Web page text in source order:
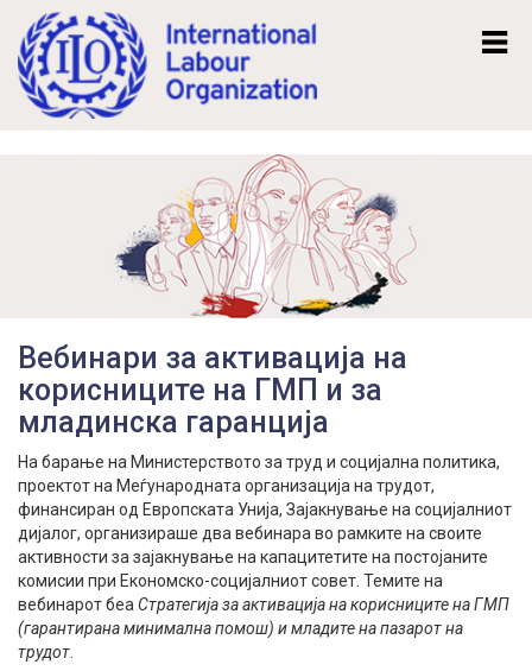
Вебинари за активација на
корисниците на ГМП и за
младинска гаранција
На барање на Министерството за труд и социјална политика,
проектот на Меѓународната организација на трудот,
финансиран од Европската Унија, Зајакнување на социјалниот
дијалог, организираше два вебинара во рамките на своите
активности за зајакнување на капацитетите на постојаните
комисии при Економско-социјалниот совет. Темите на
вебинарот беа Стратегија за активација на корисниците на ГМП
(гарантирана минимална помош) и младите на пазарот на
трудот